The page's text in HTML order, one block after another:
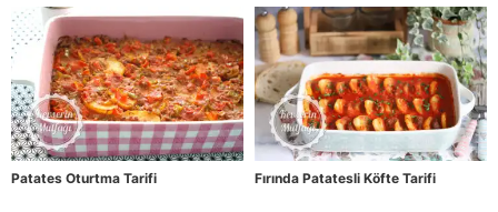
Patates Oturtma Tarifi Fırında Patatesli Köfte Tarifi